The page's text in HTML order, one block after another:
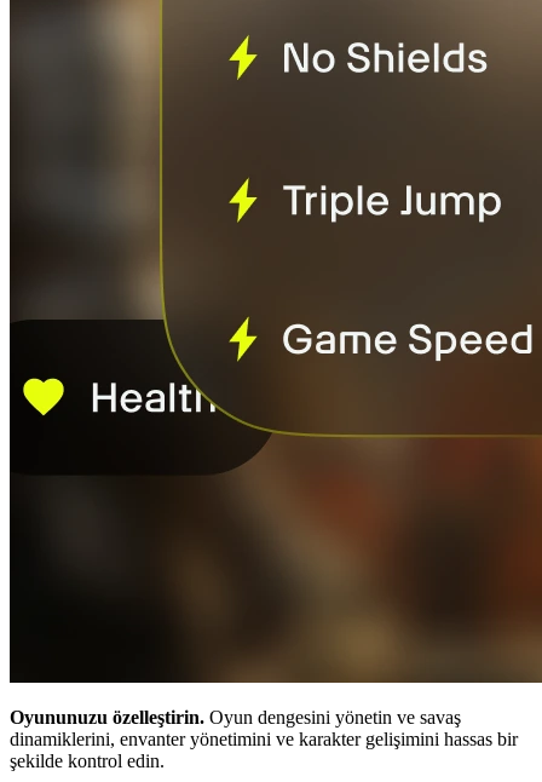
Oyununuzu özelleştirin. Oyun dengesini yönetin ve savaş
dinamiklerini, envanter yönetimini ve karakter gelişimini hassas bir
şekilde kontrol edin.